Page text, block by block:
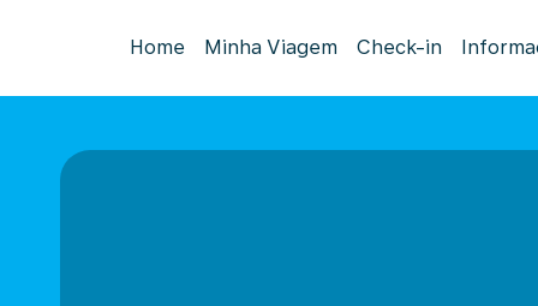
Home Minha Viagem Check-in